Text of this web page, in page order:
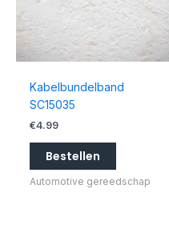
Kabelbundelband
SC15035
€4.99
Bestellen
Automotive gereedschap